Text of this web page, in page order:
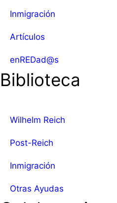
Inmigración
Artículos
enREDad@s
Biblioteca
Wilhelm Reich
Post-Reich
Inmigración
Otras Ayudas